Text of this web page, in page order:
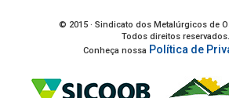
© 2015 · Sindicato dos Metalúrgicos de
Todos direitos reservados.
Conheça nossa Política de